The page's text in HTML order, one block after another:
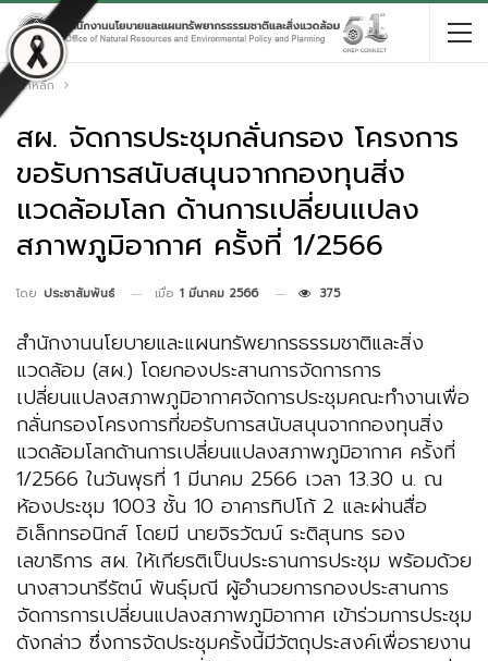
หน้าหลัก
สผ. จัดการประชุมกลั่นกรอง โครงการ
ขอรับการสนับสนุนจากกองทุนสิ่ง
แวดล้อมโลก ด้านการเปลี่ยนแปลง
สภาพภูมิอากาศ ครั้งที่ 1/2566
โดย ประชาสัมพันธ์ เมื่อ 1 มีนาคม 2566 375
สำนักงานนโยบายและแผนทรัพยากรธรรมชาติและสิ่ง
แวดล้อม (สผ.) โดยกองประสานการจัดการการ
เปลี่ยนแปลงสภาพภูมิอากาศจัดการประชุมคณะทำงานเพื่อ
กลั่นกรองโครงการที่ขอรับการสนับสนุนจากกองทุนสิ่ง
แวดล้อมโลกด้านการเปลี่ยนแปลงสภาพภูมิอากาศ ครั้งที่
1/2566 ในวันพุธที่ 1 มีนาคม 2566 เวลา 13.30 น. ณ
ห้องประชุม 1003 ชั้น 10 อาคารทิปโก้ 2 และผ่านสื่อ
อิเล็กทรอนิกส์ โดยมี นายจิรวัฒน์ ระติสุนทร รอง
เลขาธิการ สผ. ให้เกียรติเป็นประธานการประชุม พร้อมด้วย
นางสาวนารีรัตน์ พันธุ์มณี ผู้อำนวยการกองประสานการ
จัดการการเปลี่ยนแปลงสภาพภูมิอากาศ เข้าร่วมการประชุม
ดังกล่าว ซึ่งการจัดประชุมครั้งนี้มีวัตถุประสงค์เพื่อรายงาน